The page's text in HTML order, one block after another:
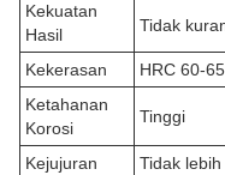
Kekuatan
Hasil
Tidak
Kekerasan
HRC 60-65
Ketahanan
Korosi
Tinggi
Kejujuran
Tidak